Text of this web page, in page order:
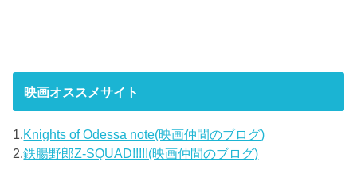
映画オススメサイト
1.Knights of Odessa note(映画仲間のブログ)
2.鉄腸野郎Z-SQUAD!!!!!(映画仲間のブログ)